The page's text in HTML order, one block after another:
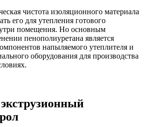
чистота изоляционного материала
его для утепления готового
помещения. Но основным
пенополиуретана является
напыляемого утеплителя и
оборудования для производства